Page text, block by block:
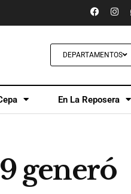
DEPARTAMENTOS
En La Reposera
generó